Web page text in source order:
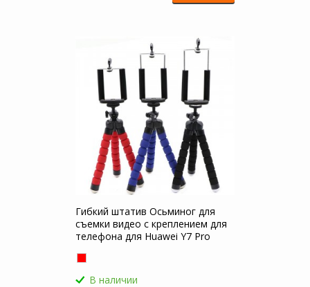
Гибкий штатив Осьминог для
съемки видео с креплением для
телефона для Huawei Y7 Pro
В наличии